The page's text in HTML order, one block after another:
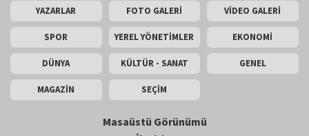
YAZARLAR FOTO GALERİ VİDEO GALERİ
SPOR YEREL YÖNETİMLER EKONOMİ
DÜNYA KÜLTÜR - SANAT GENEL
MAGAZİN SEÇİM
Masaüstü Görünümü